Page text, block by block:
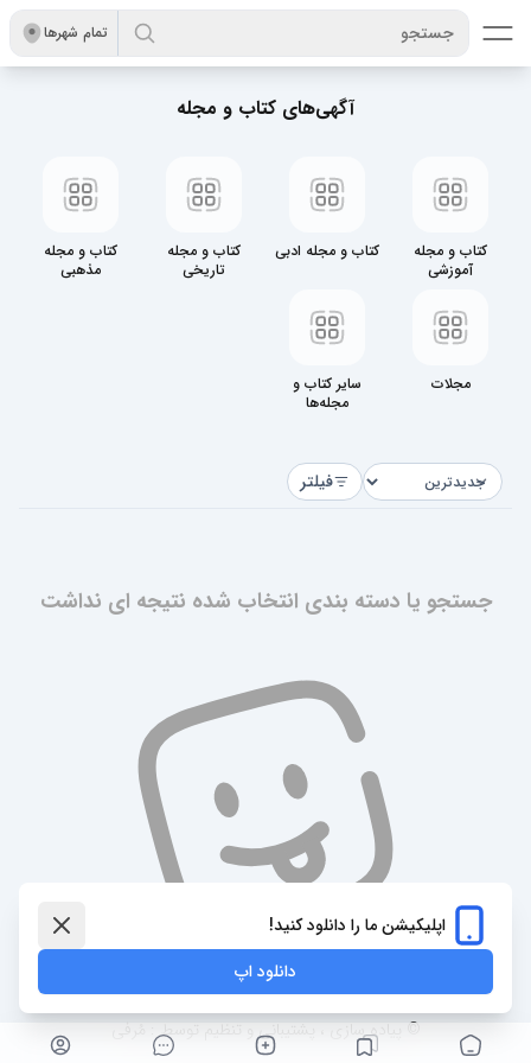
تمام شهر‌ها جستجو
آگهی‌های کتاب و مجله
کتاب و مجله
آموزشی
کتاب و مجله ادبی
کتاب و مجله
تاریخی
کتاب و مجله
مذهبی
مجلات
سایر کتاب و
مجله‌ها
فیلتر
جستجو یا دسته بندی انتخاب شده نتیجه ای نداشت
© پیاده سازی ، پشتیبانی و تنظیم توسط : مُرفی
اپلیکیشن ما را دانلود کنید!
دانلود اپ